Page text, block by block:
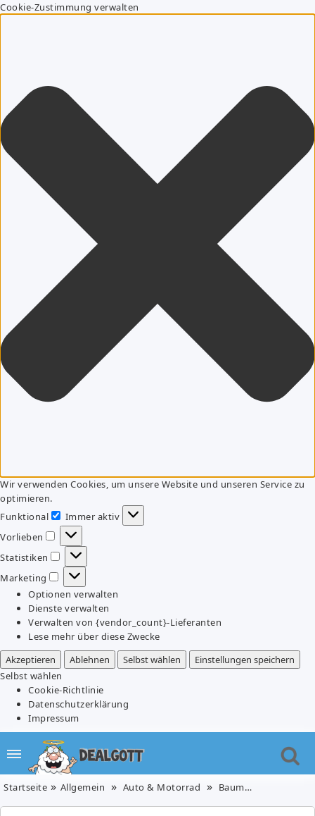
Cookie-Zustimmung verwalten
Wir verwenden Cookies, um unsere Website und unseren Service zu
optimieren.
Funktional
Funktional
Immer aktiv
Vorlieben
Vorlieben
Statistiken
Statistiken
Marketing
Marketing
Optionen verwalten
Dienste verwalten
Verwalten von {vendor_count}-Lieferanten
Lese mehr über diese Zwecke
Akzeptieren
Ablehnen Selbst wählen
Einstellungen speichern
Selbst wählen
Cookie-Richtlinie
Datenschutzerklärung
Impressum
Startseite Allgemein Auto & Motorrad Baumarkt